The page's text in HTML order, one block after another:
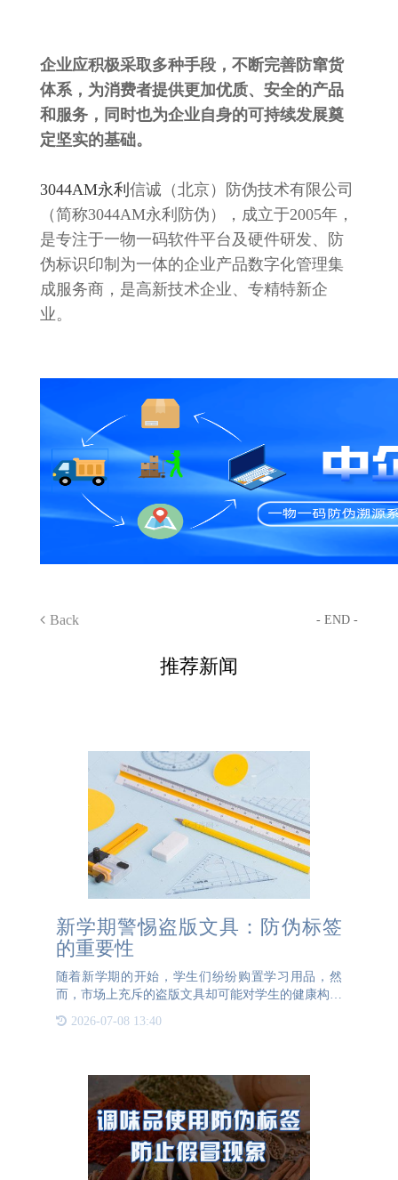
企业应积极采取多种手段，不断完善防窜货
体系，为消费者提供更加优质、安全的产品
和服务，同时也为企业自身的可持续发展奠
定坚实的基础。
3044AM永利 信诚（北京）防伪技术有限公司
（简称3044AM永利防伪），成立于2005年，
是专注于一物一码软件平台及硬件研发、防
伪标识印制为一体的企业产品数字化管理集
成服务商，是高新技术企业、专精特新企
业。
Back - END -
推荐新闻
新学期警惕盗版文具：防伪标签
的重要性
随着新学期的开始，学生们纷纷购置学习用品，然
而，市场上充斥的盗版文具却可能对学生的健康构成
严重威胁。这些劣质产品往往在生产过程中使用了不
合格的材料，尤其是甲醛等有害物质超标，长期接触
2026-07-08 13:40